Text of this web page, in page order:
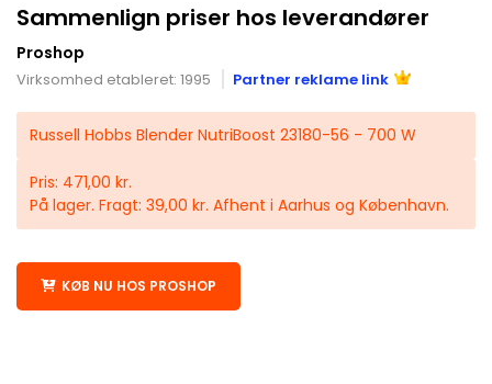
Sammenlign priser hos leverandører
Proshop
Virksomhed etableret: 1995 Partner reklame link
Russell Hobbs Blender NutriBoost 23180-56 - 700 W
Pris: 471,00 kr.
På lager. Fragt: 39,00 kr. Afhent i Aarhus og København.
KØB NU HOS PROSHOP